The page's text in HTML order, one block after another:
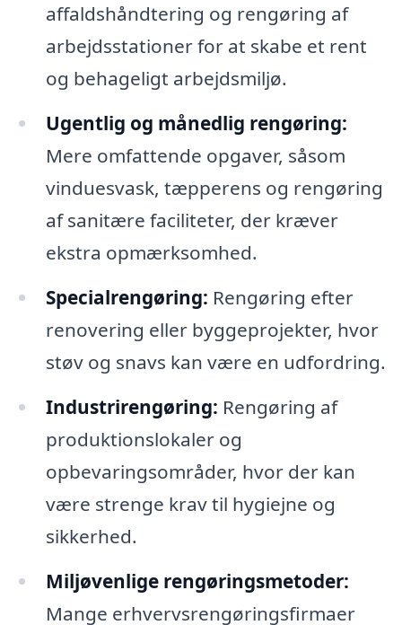
affaldshåndtering og rengøring af
arbejdsstationer for at skabe et rent
og behageligt arbejdsmiljø.
Ugentlig og månedlig rengøring:
Mere omfattende opgaver, såsom
vinduesvask, tæpperens og rengøring
af sanitære faciliteter, der kræver
ekstra opmærksomhed.
Specialrengøring: Rengøring efter
renovering eller byggeprojekter, hvor
støv og snavs kan være en udfordring.
Industrirengøring: Rengøring af
produktionslokaler og
opbevaringsområder, hvor der kan
være strenge krav til hygiejne og
sikkerhed.
Miljøvenlige rengøringsmetoder:
Mange erhvervsrengøringsfirmaer